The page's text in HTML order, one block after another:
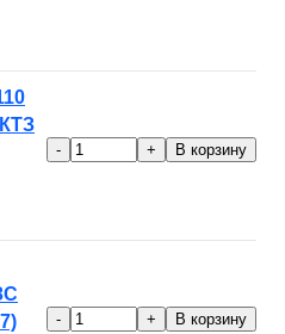
- + В корзину
- + В корзину